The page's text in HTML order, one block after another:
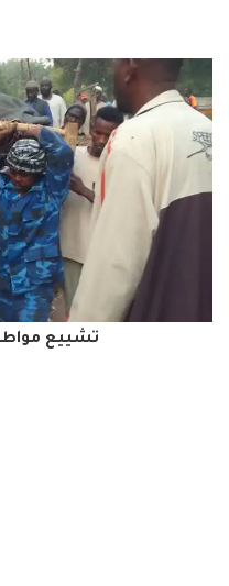
تشييع